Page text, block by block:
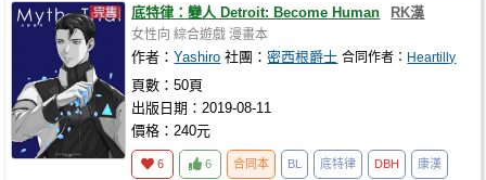
底特律：變人 Detroit: Become Human RK漢
女性向 綜合遊戲 漫畫本
作者：Yashiro 社團：密西根爵士 合同作者： Heartilly
頁數：50頁
出版日期：2019-08-11
價格：240元
6 6 合同本 BL 底特律 DBH 康漢